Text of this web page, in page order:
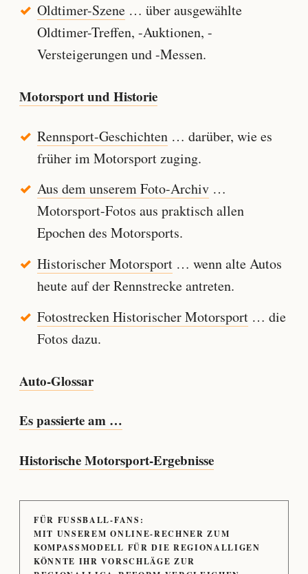
Oldtimer-Szene… über ausgewählte
Oldtimer-Treffen, -Auktionen, -
Versteigerungen und -Messen.
Motorsport und Historie
Rennsport-Geschichten… darüber, wie es
früher im Motorsport zuging.
Aus dem unserem Foto-Archiv…
Motorsport-Fotos aus praktisch allen
Epochen des Motorsports.
Historischer Motorsport… wenn alte Autos
heute auf der Rennstrecke antreten.
Fotostrecken Historischer Motorsport… die
Fotos dazu.
Auto-Glossar
Es passierte am …
Historische Motorsport-Ergebnisse
FÜR FUSSBALL-FANS:
MIT UNSEREM ONLINE-RECHNER ZUM
KOMPASSMODELL FÜR DIE REGIONALLIGEN
KÖNNTE IHR VORSCHLÄGE ZUR